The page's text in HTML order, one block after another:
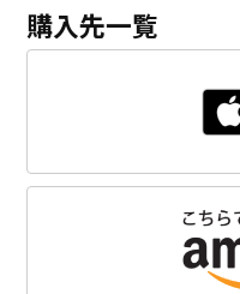
購入先一覧